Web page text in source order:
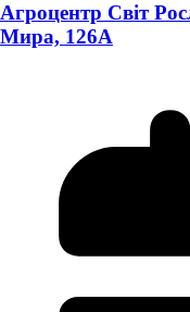
Агроцентр Світ
Мира, 126А